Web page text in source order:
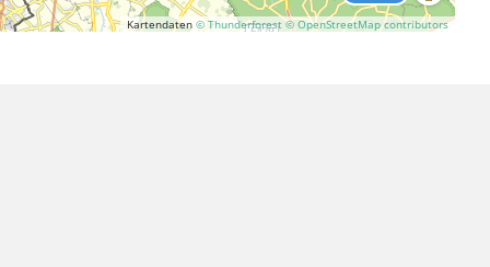
Kartendaten © Thunderforest © OpenStreetMap contributors